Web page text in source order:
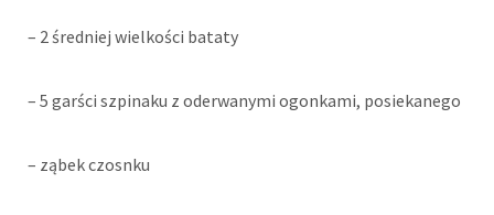
– 2 średniej wielkości bataty
– 5 garści szpinaku z oderwanymi ogonkami, posiekanego
– ząbek czosnku